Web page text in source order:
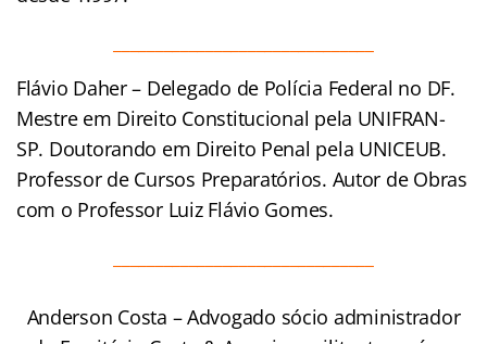
Flávio Daher – Delegado de Polícia Federal no DF.
Mestre em Direito Constitucional pela UNIFRAN-
SP. Doutorando em Direito Penal pela UNICEUB.
Professor de Cursos Preparatórios. Autor de Obras
com o Professor Luiz Flávio Gomes.
Anderson Costa – Advogado sócio administrador